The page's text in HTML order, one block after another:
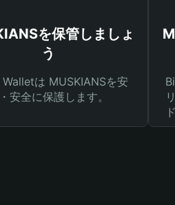
を保管しましょ
う
は MUSKIANSを安
安全に保護します。